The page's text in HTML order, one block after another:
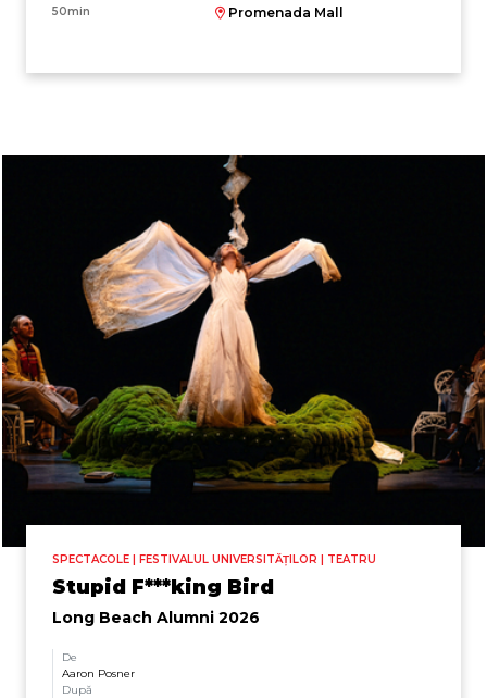
50min Promenada Mall
SPECTACOLE | FESTIVALUL UNIVERSITĂȚILOR | TEATRU
Stupid F***king Bird
Long Beach Alumni 2026
De
Aaron Posner
După